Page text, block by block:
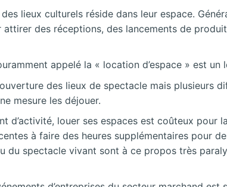
lieux culturels réside dans leur espace.
des réceptions, des lancements de
appelé la « location d’espace » est
des lieux de spectacle mais plusieurs
mesure les déjouer.
d’activité, louer ses espaces est coûteux pour
à faire des heures supplémentaires pour
du spectacle vivant sont à ce propos très